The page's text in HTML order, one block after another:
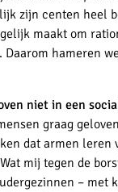
zijn centen heel
maakt om rati
hameren
niet in een
graag
dat armen
mij tegen de
– met